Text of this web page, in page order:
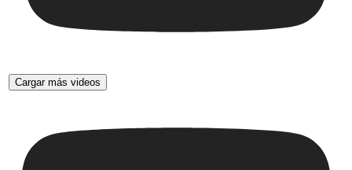
Cargar más videos